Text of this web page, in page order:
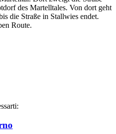
des Martelltales. Von dort geht
die Straße in Stallwies endet.
Route.